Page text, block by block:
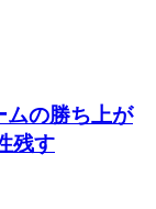
ムの勝ち上が
残す